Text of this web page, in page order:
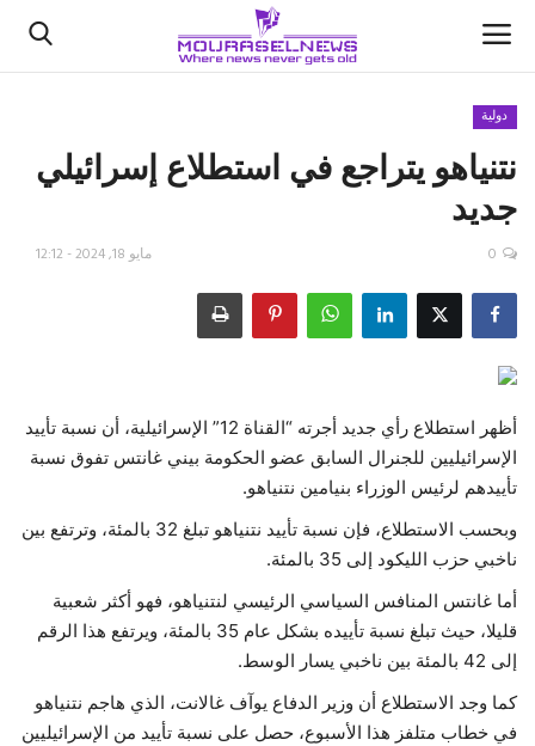
الأخبار
كتّابنا
اقتصاد
رياضة
فيديو
حياة
دولية
نتنياهو يتراجع في استطلاع إسرائيلي
جديد
مايو 18, 2024 - 12:12 0
أظهر استطلاع رأي جديد أجرته “القناة 12” الإسرائيلية، أن نسبة تأييد
الإسرائيليين للجنرال السابق عضو الحكومة بيني غانتس تفوق نسبة
تأييدهم لرئيس الوزراء بنيامين نتنياهو.
وبحسب الاستطلاع، فإن نسبة تأييد نتنياهو تبلغ 32 بالمئة، وترتفع بين
ناخبي حزب الليكود إلى 35 بالمئة.
أما غانتس المنافس السياسي الرئيسي لنتنياهو، فهو أكثر شعبية
قليلا، حيث تبلغ نسبة تأييده بشكل عام 35 بالمئة، ويرتفع هذا الرقم
إلى 42 بالمئة بين ناخبي يسار الوسط.
كما وجد الاستطلاع أن وزير الدفاع يوآف غالانت، الذي هاجم نتنياهو
في خطاب متلفز هذا الأسبوع، حصل على نسبة تأييد من الإسرائيليين